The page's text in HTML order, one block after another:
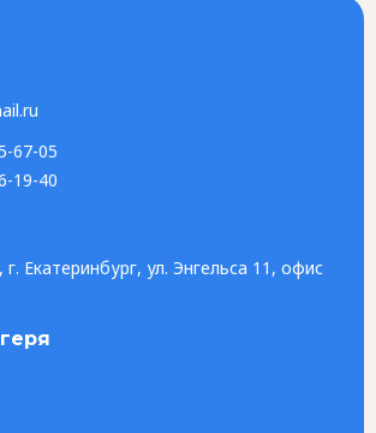
67-05
19-40
Екатеринбург, ул. Энгельса 11, офис